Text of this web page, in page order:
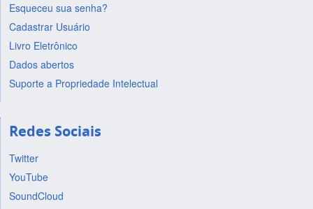
Esqueceu sua senha?
Cadastrar Usuário
Livro Eletrônico
Dados abertos
Suporte a Propriedade Intelectual
Redes Sociais
Twitter
YouTube
SoundCloud